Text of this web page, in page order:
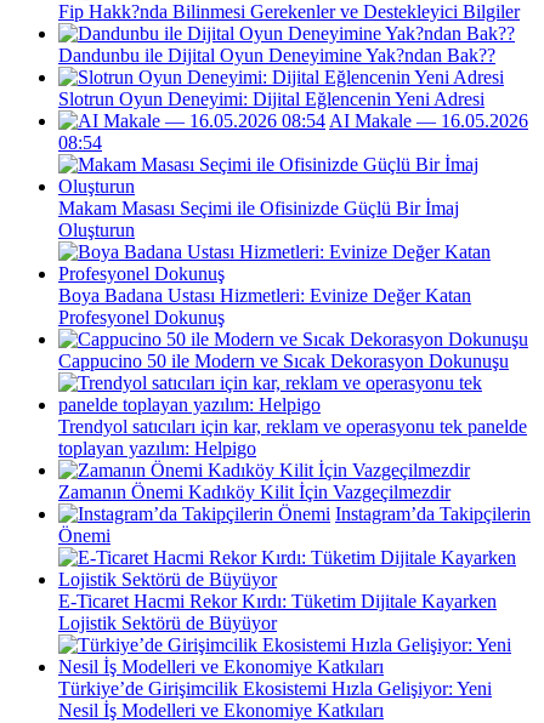
Fip Hakk?nda Bilinmesi Gerekenler ve Destekleyici Bilgiler
Dandunbu ile Dijital Oyun Deneyimine Yak?ndan Bak??
Slotrun Oyun Deneyimi: Dijital Eğlencenin Yeni Adresi
AI Makale — 16.05.2026
08:54
Makam Masası Seçimi ile Ofisinizde Güçlü Bir İmaj
Oluşturun
Boya Badana Ustası Hizmetleri: Evinize Değer Katan
Profesyonel Dokunuş
Cappucino 50 ile Modern ve Sıcak Dekorasyon Dokunuşu
Trendyol satıcıları için kar, reklam ve operasyonu tek panelde
toplayan yazılım: Helpigo
Zamanın Önemi Kadıköy Kilit İçin Vazgeçilmezdir
Instagram’da Takipçilerin
Önemi
E-Ticaret Hacmi Rekor Kırdı: Tüketim Dijitale Kayarken
Lojistik Sektörü de Büyüyor
Türkiye’de Girişimcilik Ekosistemi Hızla Gelişiyor: Yeni
Nesil İş Modelleri ve Ekonomiye Katkıları